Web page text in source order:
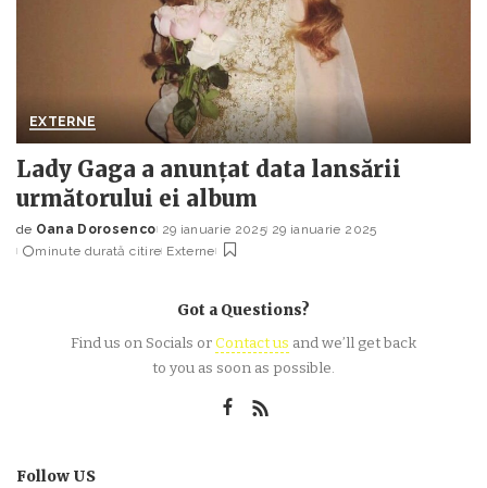
EXTERNE
Lady Gaga a anunțat data lansării
următorului ei album
Posted
by
de Oana Dorosenco 29 ianuarie 2025 29 ianuarie 2025
minute durată citire Externe
Got a Questions?
Find us on Socials orContact us and we’ll get back
to you as soon as possible.
Follow US